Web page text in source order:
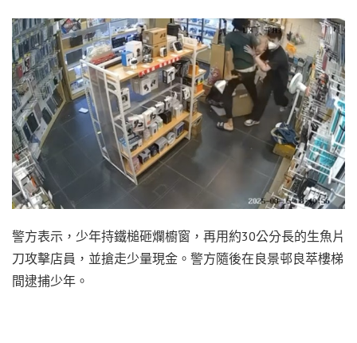
警方表示，少年持鐵槌砸爛櫥窗，再用約30公分長的生魚片
刀攻擊店員，並搶走少量現金。警方隨後在良景邨良萃樓梯
間逮捕少年。